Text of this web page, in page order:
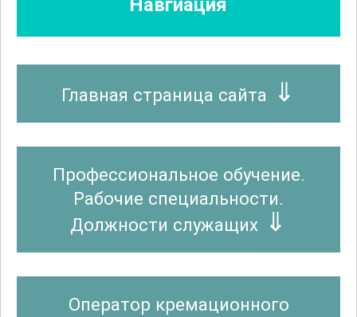
Навгиация
Главная страница сайта
Профессиональное обучение.
Рабочие специальности.
Должности служащих
Оператор кремационного